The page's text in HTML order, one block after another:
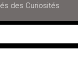
des Curiosités